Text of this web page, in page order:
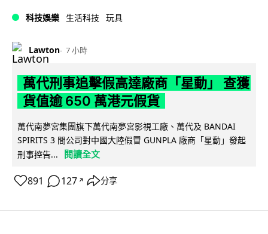
科技娛樂 生活科技 玩具
Lawton 7 小時
萬代刑事追擊假高達廠商「星動」 查獲
貨值逾 650 萬港元假貨
萬代南夢宮集團旗下萬代南夢宮影視工廠、萬代及 BANDAI
SPIRITS 3 間公司對中國大陸假冒 GUNPLA 廠商「星動」發起
刑事控告...
閱讀全文
891 127 ↗ 分享